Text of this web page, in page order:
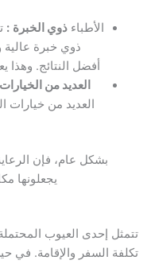
الأطباء ذوي الخبرة :
ذوي خبرة
أفضل النتائج.
العديد من
العديد من خيارات
بشكل عام، فإن
يجعلونها
تتمثل إحدى العيوب
تكلفة السفر والإقامة. في